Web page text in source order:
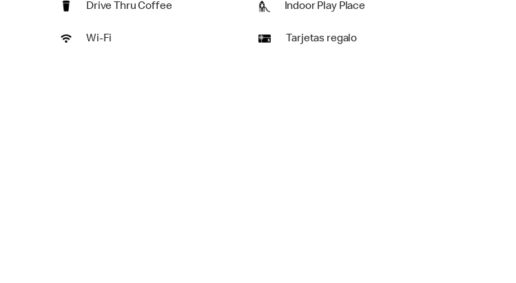
Drive Thru Coffee Indoor Play Place
Wi-Fi Tarjetas regalo